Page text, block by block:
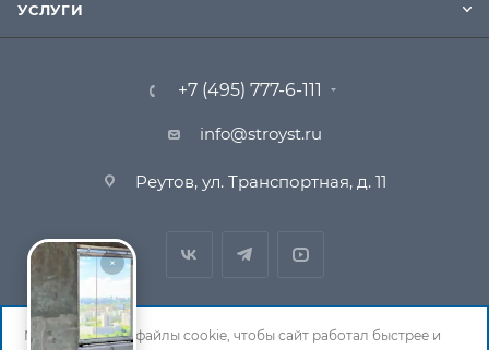
УСЛУГИ
+7 (495) 777-6-111
info@stroyst.ru
Реутов, ул. Транспортная, д. 11
Мы используем файлы cookie, чтобы сайт работал быстрее и